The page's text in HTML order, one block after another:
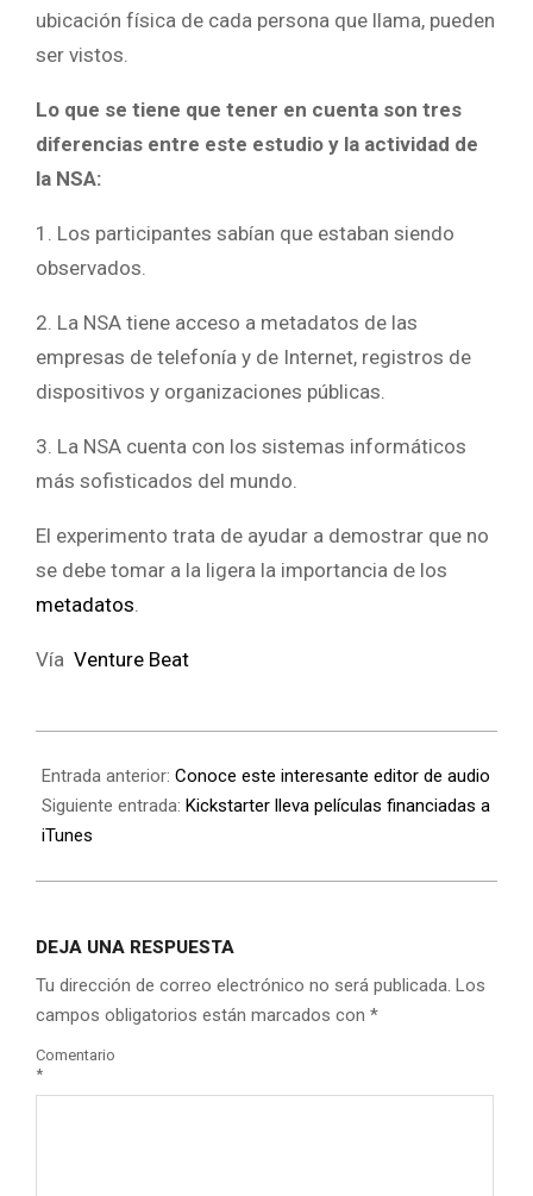
ubicación física de cada persona que llama, pueden
ser vistos.
Lo que se tiene que tener en cuenta son tres
diferencias entre este estudio y la actividad de
la NSA:
1. Los participantes sabían que estaban siendo
observados.
2. La NSA tiene acceso a metadatos de las
empresas de telefonía y de Internet, registros de
dispositivos y organizaciones públicas.
3. La NSA cuenta con los sistemas informáticos
más sofisticados del mundo.
El experimento trata de ayudar a demostrar que no
se debe tomar a la ligera la importancia de los
metadatos
Vía Venture Beat
Entrada anterior: Conoce este interesante editor de audio
Siguiente entrada: Kickstarter lleva películas financiadas a
iTunes
DEJA UNA RESPUESTA
Tu dirección de correo electrónico no será publicada. Los
campos obligatorios están marcados con *
Comentario
*